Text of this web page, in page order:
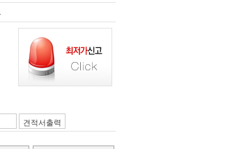
견적서출력